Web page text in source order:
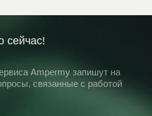
сейчас!
Ampermy запишут на
связанные с работой